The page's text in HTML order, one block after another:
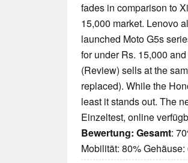
fades in comparison to
15,000 market. Lenovo
launched Moto G5s
for under Rs. 15,000
(Review) sells at the
replaced). While the
least it stands out. The
Einzeltest, online
Bewertung: Gesamt:
Mobilität: 80% Gehäuse: